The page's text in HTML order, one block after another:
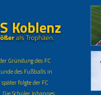
Gründung des FC
des Fußballs in
folgte der FC